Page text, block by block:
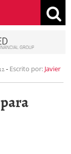
- Escrito por: Javier